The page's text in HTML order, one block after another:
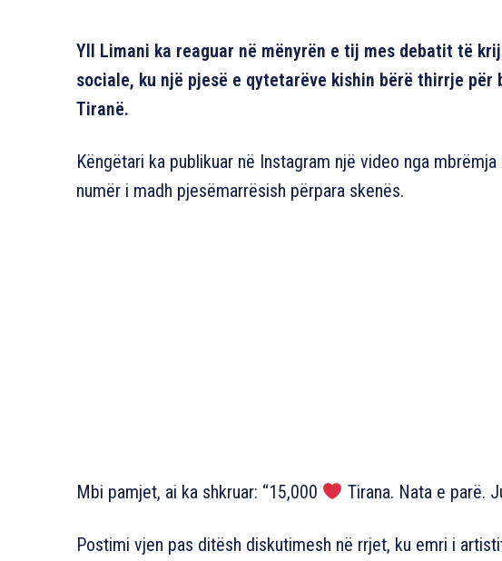
Yll Limani ka reaguar në mënyrën e tij mes debatit të
sociale, ku një pjesë e qytetarëve kishin bërë thirrje
Tiranë.
Këngëtari ka publikuar në Instagram një video nga
numër i madh pjesëmarrësish përpara skenës.
Mbi pamjet, ai ka shkruar: “15,000 Tirana. Nata e parë.
Postimi vjen pas ditësh diskutimesh në rrjet, ku emri i